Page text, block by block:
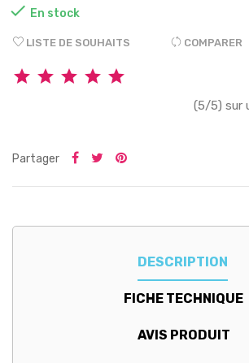
 En stock
LISTE DE SOUHAITS COMPARER
(5/5) sur
Partager
DESCRIPTION
FICHE TECHNIQUE
AVIS PRODUIT